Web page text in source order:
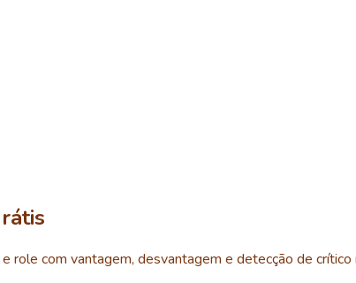
com vantagem, desvantagem e detecção de crítico